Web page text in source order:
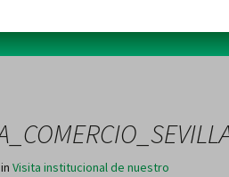
in Visita institucional de nuestro